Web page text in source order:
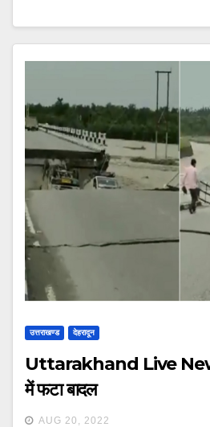
उत्तराखण्ड देहरादून
Uttarakhand Live
में फटा बादल
AUG 20, 2022